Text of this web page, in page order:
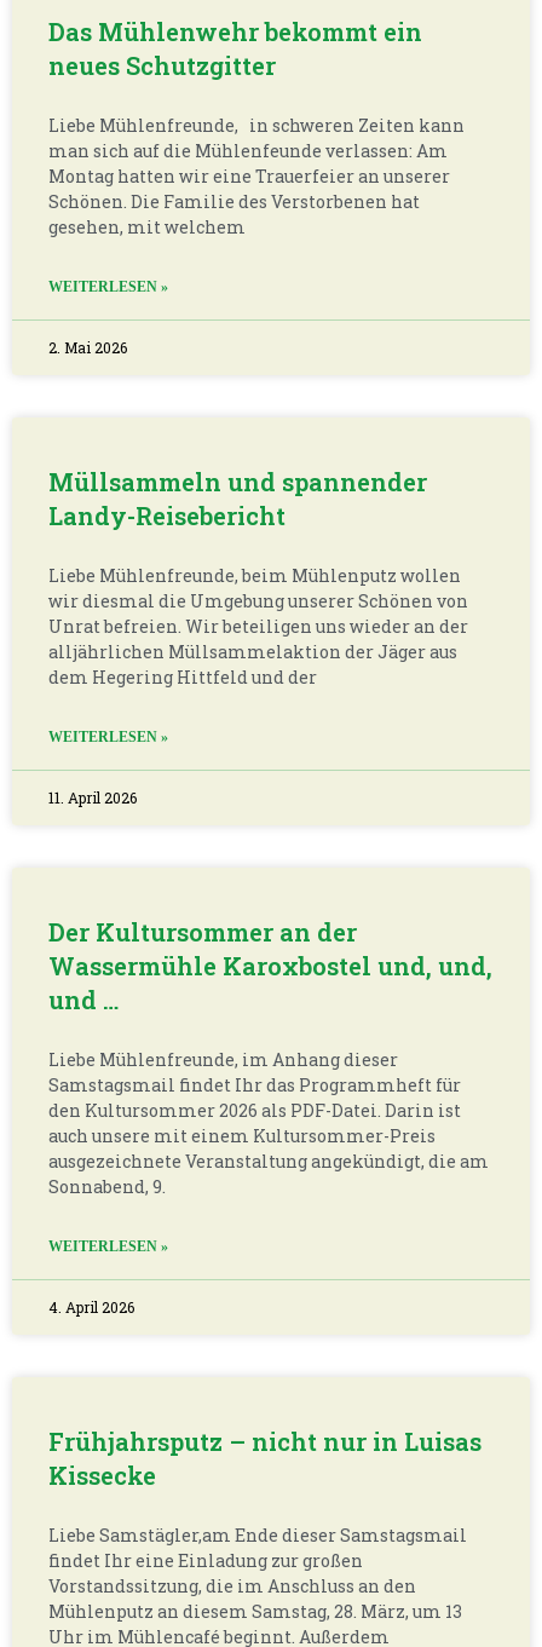
Das Mühlenwehr bekommt ein
neues Schutzgitter
Liebe Mühlenfreunde, in schweren Zeiten kann
man sich auf die Mühlenfeunde verlassen: Am
Montag hatten wir eine Trauerfeier an unserer
Schönen. Die Familie des Verstorbenen hat
gesehen, mit welchem
WEITERLESEN »
2. Mai 2026
Müllsammeln und spannender
Landy-Reisebericht
Liebe Mühlenfreunde, beim Mühlenputz wollen
wir diesmal die Umgebung unserer Schönen von
Unrat befreien. Wir beteiligen uns wieder an der
alljährlichen Müllsammelaktion der Jäger aus
dem Hegering Hittfeld und der
WEITERLESEN »
11. April 2026
Der Kultursommer an der
Wassermühle Karoxbostel und, und,
und …
Liebe Mühlenfreunde, im Anhang dieser
Samstagsmail findet Ihr das Programmheft für
den Kultursommer 2026 als PDF-Datei. Darin ist
auch unsere mit einem Kultursommer-Preis
ausgezeichnete Veranstaltung angekündigt, die am
Sonnabend, 9.
WEITERLESEN »
4. April 2026
Frühjahrsputz – nicht nur in Luisas
Kissecke
Liebe Samstägler,am Ende dieser Samstagsmail
findet Ihr eine Einladung zur großen
Vorstandssitzung, die im Anschluss an den
Mühlenputz an diesem Samstag, 28. März, um 13
Uhr im Mühlencafé beginnt. Außerdem